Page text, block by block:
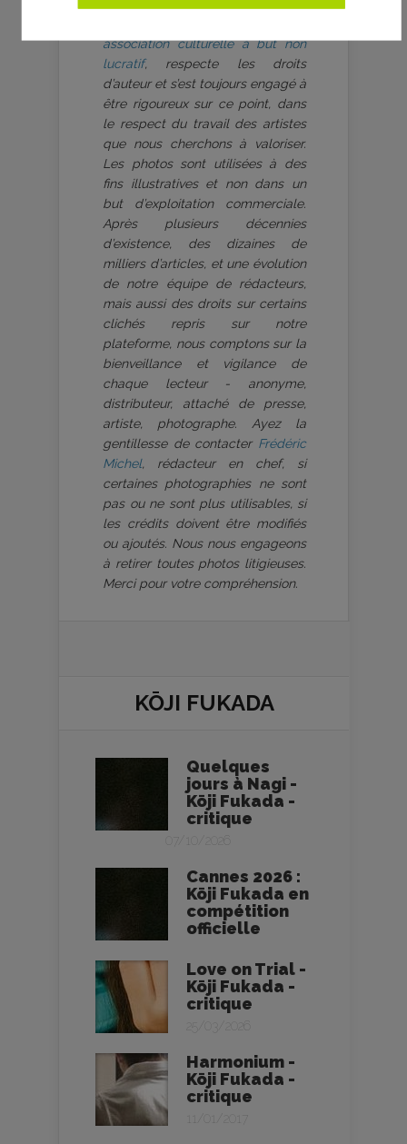
association culturelle à but non
lucratif, respecte les droits
d’auteur et s’est toujours engagé à
être rigoureux sur ce point, dans
le respect du travail des artistes
que nous cherchons à valoriser.
Les photos sont utilisées à des
fins illustratives et non dans un
but d’exploitation commerciale.
Après plusieurs décennies
d’existence, des dizaines de
milliers d’articles, et une évolution
de notre équipe de rédacteurs,
mais aussi des droits sur certains
clichés repris sur notre
plateforme, nous comptons sur la
bienveillance et vigilance de
chaque lecteur - anonyme,
distributeur, attaché de presse,
artiste, photographe. Ayez la
gentillesse de contacter Frédéric
Michel, rédacteur en chef, si
certaines photographies ne sont
pas ou ne sont plus utilisables, si
les crédits doivent être modifiés
ou ajoutés. Nous nous engageons
à retirer toutes photos litigieuses.
Merci pour votre compréhension.
KŌJI FUKADA
Quelques
jours à Nagi -
Kōji Fukada -
critique
Cannes 2026 :
Kōji Fukada en
compétition
officielle
Love on Trial -
Kōji Fukada -
critique
Harmonium -
Kōji Fukada -
critique